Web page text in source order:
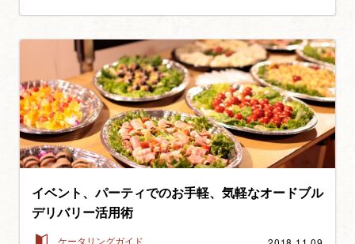
イベント、パーティでのお手軽、気軽なオードブル
デリバリー活用術
ケータリングガイド